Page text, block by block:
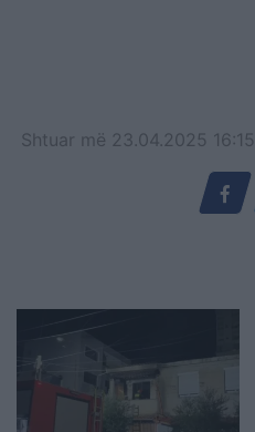
Shtuar më 23.04.2025 16:15